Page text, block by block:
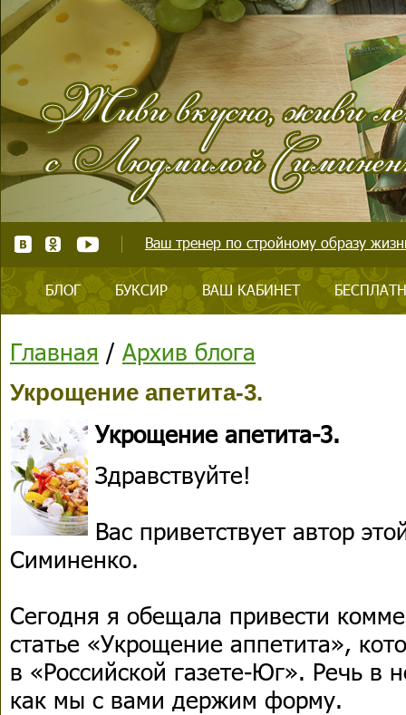
Ваш тренер по стройному образу
БЛОГ БУКСИР ВАШ КАБИНЕТ
Главная / Архив блога
Укрощение апетита-3.
Укрощение апетита-3.
Здравствуйте!
Вас приветствует автор
Симиненко.
Сегодня я обещала привести
статье «Укрощение аппетита»,
в «Российской газете-Юг». Речь в
как мы с вами держим форму.